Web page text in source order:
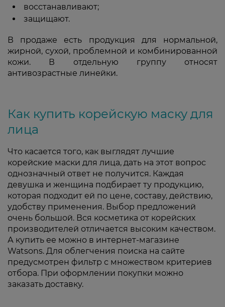
восстанавливают;
защищают.
В продаже есть продукция для нормальной,
жирной, сухой, проблемной и комбинированной
кожи. В отдельную группу относят
антивозрастные линейки.
Как купить корейскую маску для
лица
Что касается того, как выглядят лучшие
корейские маски для лица, дать на этот вопрос
однозначный ответ не получится. Каждая
девушка и женщина подбирает ту продукцию,
которая подходит ей по цене, составу, действию,
удобству применения. Выбор предложений
очень большой. Вся косметика от корейских
производителей отличается высоким качеством.
А купить ее можно в интернет-магазине
Watsons. Для облегчения поиска на сайте
предусмотрен фильтр с множеством критериев
отбора. При оформлении покупки можно
заказать доставку.